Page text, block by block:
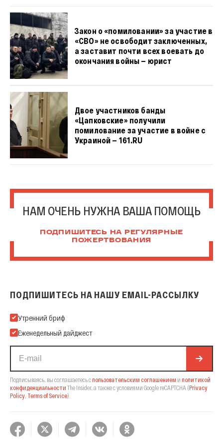
Закон о «помиловании» за участие в
«СВО» не освободит заключенных,
а заставит почти всех воевать до
окончания войны — юрист
Двое участников банды
«Цапковские» получили
помилование за участие в войне с
Украиной — 161.RU
НАМ ОЧЕНЬ НУЖНА ВАША ПОМОЩЬ
ПОДПИШИТЕСЬ НА РЕГУЛЯРНЫЕ
ПОЖЕРТВОВАНИЯ
ПОДПИШИТЕСЬ НА НАШУ EMAIL-РАССЫЛКУ
Подпишитесь на нашу Email-рассылку
Утренний бриф
Еженедельный дайджест
Подписываясь, вы соглашаетесь спользовательским соглашением и политикой
конфиденциальности The Insider, а также с условиями Google reCAPTCHA (Privacy
Policy, Terms of Service).